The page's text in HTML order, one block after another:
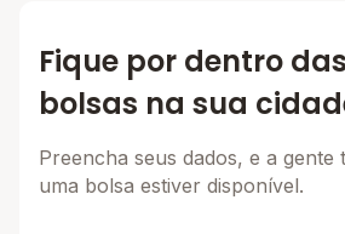
Fique por dentro
bolsas na sua
Preencha seus dados, e a gente
uma bolsa estiver disponível.